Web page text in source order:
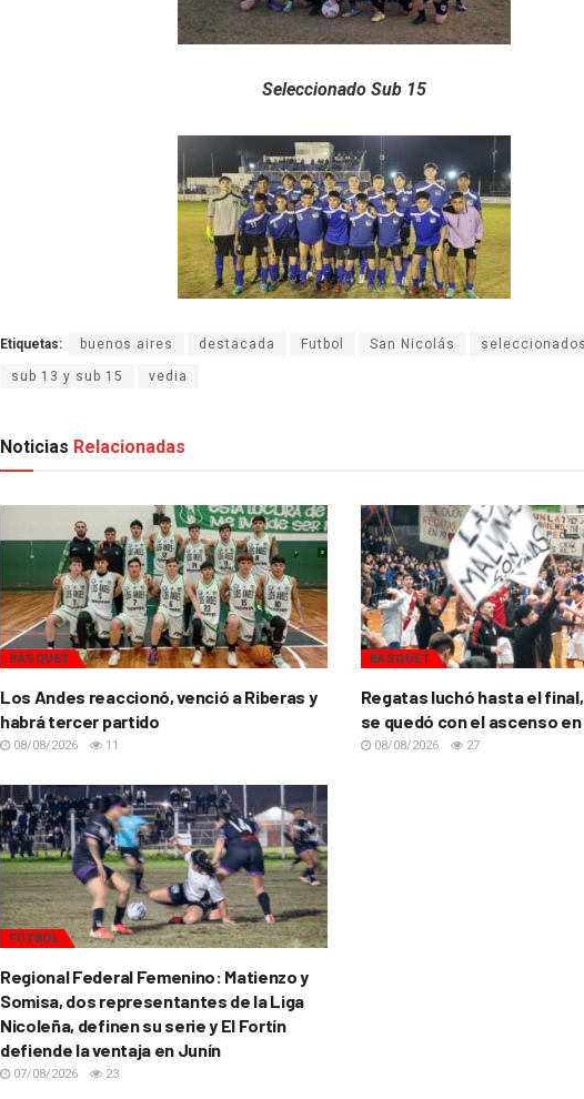
Seleccionado Sub 15
Etiquetas: buenos aires destacada Futbol San Nicolás
sub 13 y sub 15 vedia
Noticias Relacionadas
BÁSQUET
Los Andes reaccionó, venció a Riberas y
habrá tercer partido
08/08/2026 11
BÁSQUET
Regatas luchó hasta el
se quedó con el ascenso en
08/08/2026 27
FÚTBOL
Regional Federal Femenino: Matienzo y
Somisa, dos representantes de la Liga
Nicoleña, definen su serie y El Fortín
defiende la ventaja en Junín
07/08/2026 23